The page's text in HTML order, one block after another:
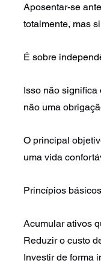
Aposentar-se
totalmente, mas
É sobre
Isso não
não uma
O principal
uma vida
Princípios
Acumular ativos
Reduzir o custo
Investir de forma